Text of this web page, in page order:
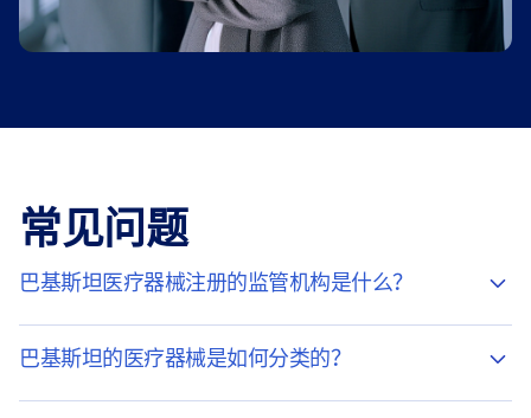
常见问题
巴基斯坦医疗器械注册的监管机构是什么？
巴基斯坦的医疗器械是如何分类的？